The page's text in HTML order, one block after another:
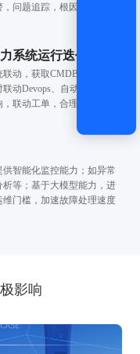
问题追踪，根因定位
系统运行迭代
动，获取CMDB字段信
动Devops、自动化运维工
联动工单，合理通知
智能化监控能力；如异常
析等；基于大模型能力，进
维门槛，加速故障处理速度
影响